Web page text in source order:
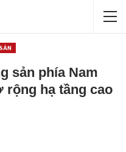
sản phía Nam
hạ tầng cao